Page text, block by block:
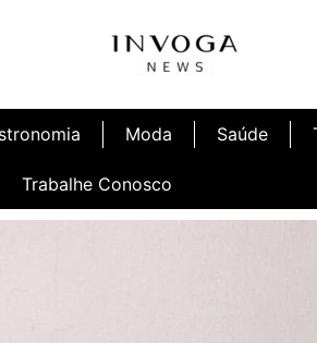
Moda Saúde
Trabalhe Conosco